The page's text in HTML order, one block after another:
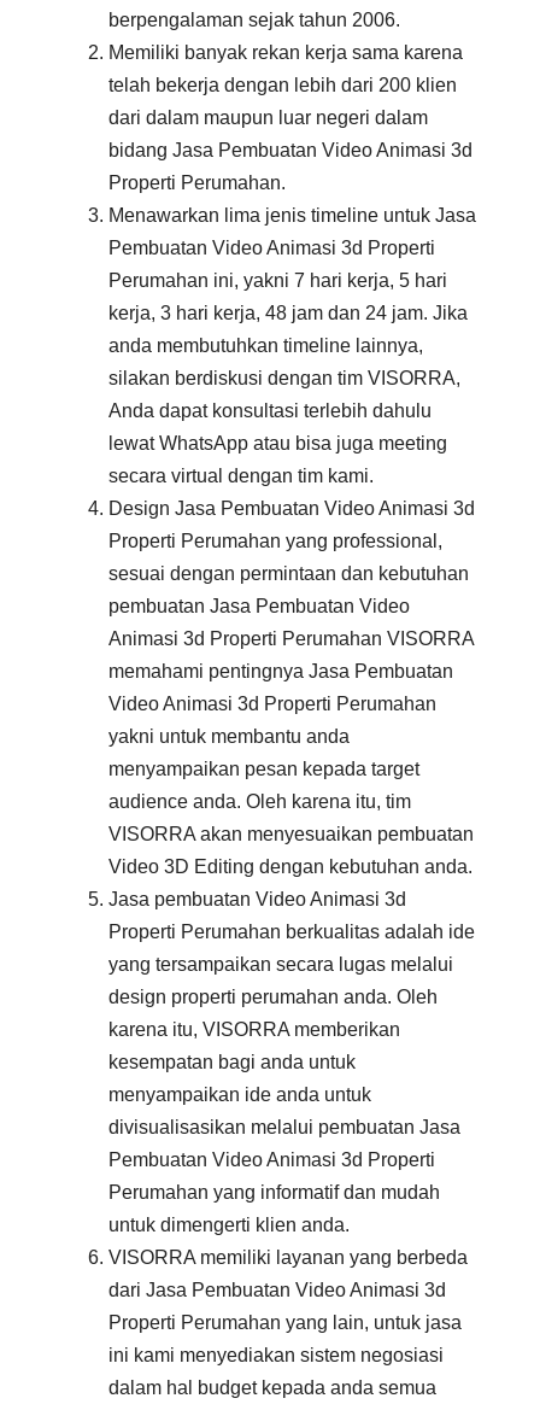
berpengalaman sejak tahun 2006.
Memiliki banyak rekan kerja sama karena
telah bekerja dengan lebih dari 200 klien
dari dalam maupun luar negeri dalam
bidang Jasa Pembuatan Video Animasi 3d
Properti Perumahan.
Menawarkan lima jenis timeline untuk Jasa
Pembuatan Video Animasi 3d Properti
Perumahan ini, yakni 7 hari kerja, 5 hari
kerja, 3 hari kerja, 48 jam dan 24 jam. Jika
anda membutuhkan timeline lainnya,
silakan berdiskusi dengan tim VISORRA,
Anda dapat konsultasi terlebih dahulu
lewat WhatsApp atau bisa juga meeting
secara virtual dengan tim kami.
Design Jasa Pembuatan Video Animasi 3d
Properti Perumahan yang professional,
sesuai dengan permintaan dan kebutuhan
pembuatan Jasa Pembuatan Video
Animasi 3d Properti Perumahan VISORRA
memahami pentingnya Jasa Pembuatan
Video Animasi 3d Properti Perumahan
yakni untuk membantu anda
menyampaikan pesan kepada target
audience anda. Oleh karena itu, tim
VISORRA akan menyesuaikan pembuatan
Video 3D Editing dengan kebutuhan anda.
Jasa pembuatan Video Animasi 3d
Properti Perumahan berkualitas adalah ide
yang tersampaikan secara lugas melalui
design properti perumahan anda. Oleh
karena itu, VISORRA memberikan
kesempatan bagi anda untuk
menyampaikan ide anda untuk
divisualisasikan melalui pembuatan Jasa
Pembuatan Video Animasi 3d Properti
Perumahan yang informatif dan mudah
untuk dimengerti klien anda.
VISORRA memiliki layanan yang berbeda
dari Jasa Pembuatan Video Animasi 3d
Properti Perumahan yang lain, untuk jasa
ini kami menyediakan sistem negosiasi
dalam hal budget kepada anda semua